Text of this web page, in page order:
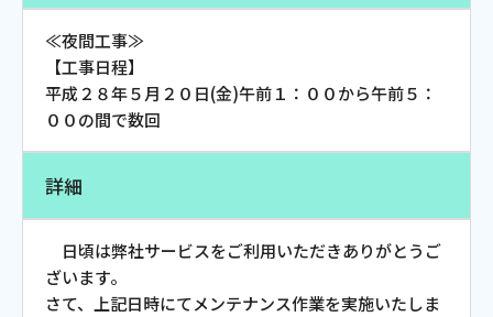
おトクなプラン
パンフレット・チラシ
≪夜間工事≫
【工事日程】
平成２８年５月２０日(金)午前１：００から午前５：
００の間で数回
詳細
日頃は弊社サービスをご利用いただきありがとうご
ざいます。
さて、上記日時にてメンテナンス作業を実施いたしま